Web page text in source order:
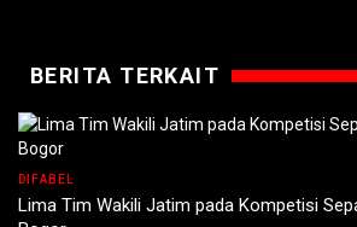
BERITA TERKAIT
DIFABEL
Lima Tim Wakili Jatim pada Kompetisi